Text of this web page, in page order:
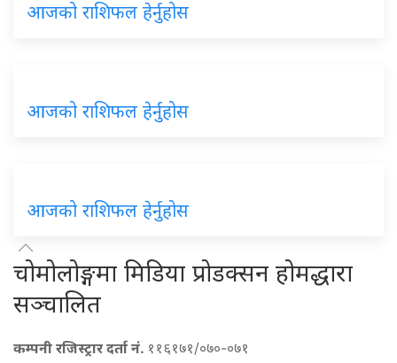
आजको राशिफल हेर्नुहोस
आजको राशिफल हेर्नुहोस
आजको राशिफल हेर्नुहोस
चोमोलोङ्गमा मिडिया प्रोडक्सन होमद्धारा
सञ्चालित
कम्पनी रजिस्ट्रार दर्ता नं. ११६१७१/०७०-०७१